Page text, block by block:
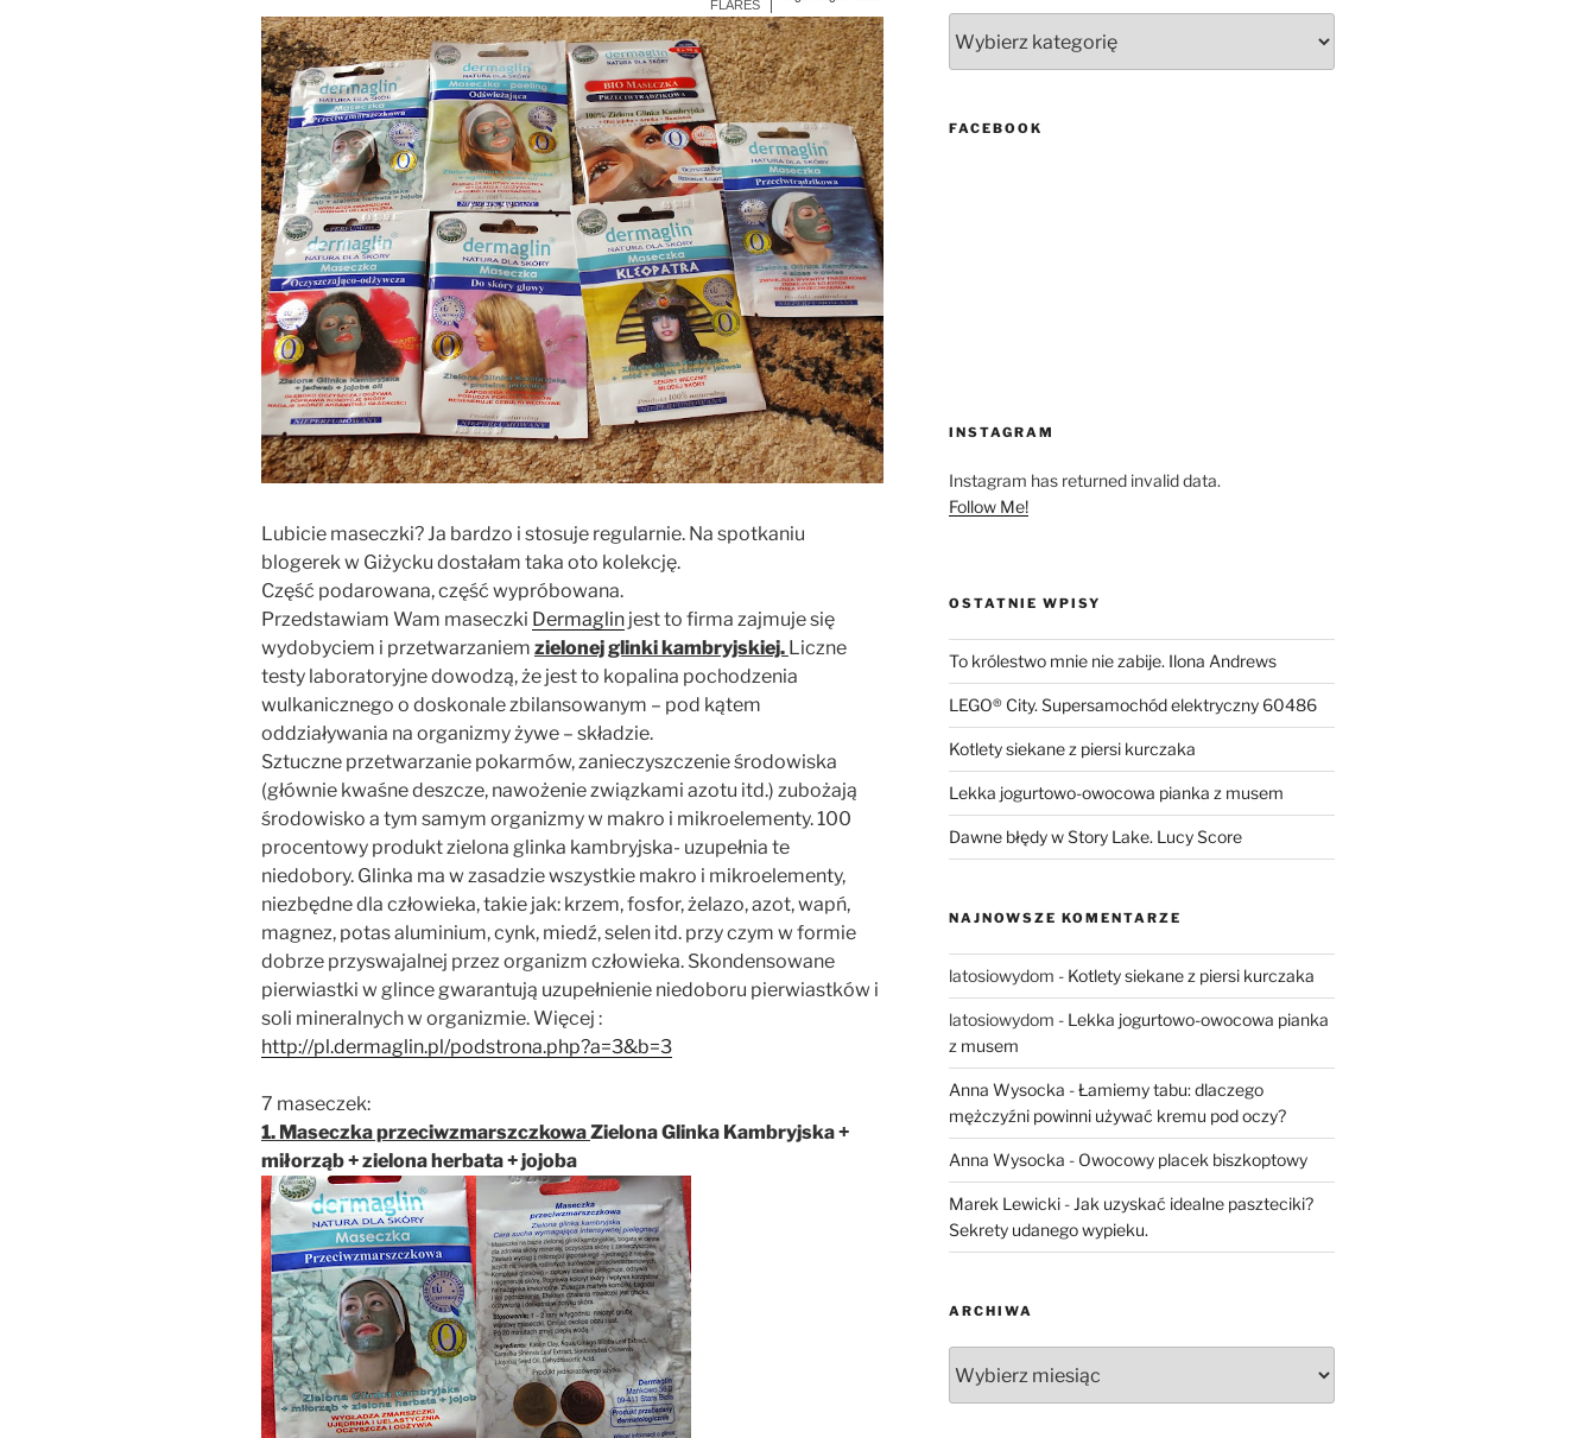
FLARES
Lubicie maseczki? Ja bardzo i stosuje regularnie. Na spotkaniu
blogerek w Giżycku dostałam taka oto kolekcję.
Część podarowana, część wypróbowana.
Przedstawiam Wam maseczki Dermaglin jest to firma zajmuje się
wydobyciem i przetwarzaniem zielonej glinki kambryjskiej. Liczne
testy laboratoryjne dowodzą, że jest to kopalina pochodzenia
wulkanicznego o doskonale zbilansowanym – pod kątem
oddziaływania na organizmy żywe – składzie.
Sztuczne przetwarzanie pokarmów, zanieczyszczenie środowiska
(głównie kwaśne deszcze, nawożenie związkami azotu itd.) zubożają
środowisko a tym samym organizmy w makro i mikroelementy. 100
procentowy produkt zielona glinka kambryjska- uzupełnia te
niedobory. Glinka ma w zasadzie wszystkie makro i mikroelementy,
niezbędne dla człowieka, takie jak: krzem, fosfor, żelazo, azot, wapń,
magnez, potas aluminium, cynk, miedź, selen itd. przy czym w formie
dobrze przyswajalnej przez organizm człowieka. Skondensowane
pierwiastki w glince gwarantują uzupełnienie niedoboru pierwiastków i
soli mineralnych w organizmie. Więcej :
http://pl.dermaglin.pl/podstrona.php?a=3&b=3
7 maseczek:
1. Maseczka przeciwzmarszczkowaZielona Glinka Kambryjska +
miłorząb + zielona herbata + jojoba
FACEBOOK
INSTAGRAM
Instagram has returned invalid data.
Follow Me!
OSTATNIE WPISY
To królestwo mnie nie zabije. Ilona Andrews
LEGO® City. Supersamochód elektryczny 60486
Kotlety siekane z piersi kurczaka
Lekka jogurtowo-owocowa pianka z musem
Dawne błędy w Story Lake. Lucy Score
NAJNOWSZE KOMENTARZE
latosiowydom - Kotlety siekane z piersi kurczaka
latosiowydom - Lekka jogurtowo-owocowa pianka
z musem
Anna Wysocka -Łamiemy tabu: dlaczego
mężczyźni powinni używać kremu pod oczy?
Anna Wysocka - Owocowy placek biszkoptowy
Marek Lewicki- Jak uzyskać idealne paszteciki?
Sekrety udanego wypieku.
ARCHIWA